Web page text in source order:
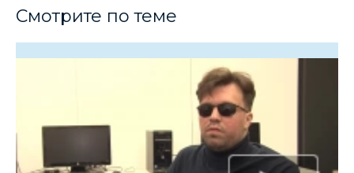
Смотрите по теме